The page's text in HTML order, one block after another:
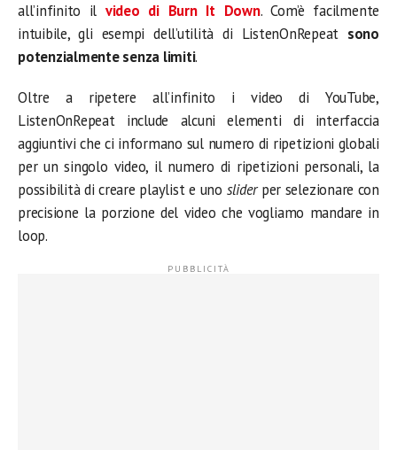
all’infinito il video di Burn It Down. Com’è facilmente
intuibile, gli esempi dell’utilità di ListenOnRepeat sono
potenzialmente senza limiti.
Oltre a ripetere all’infinito i video di YouTube,
ListenOnRepeat include alcuni elementi di interfaccia
aggiuntivi che ci informano sul numero di ripetizioni globali
per un singolo video, il numero di ripetizioni personali, la
possibilità di creare playlist e uno sliderper selezionare con
precisione la porzione del video che vogliamo mandare in
loop.